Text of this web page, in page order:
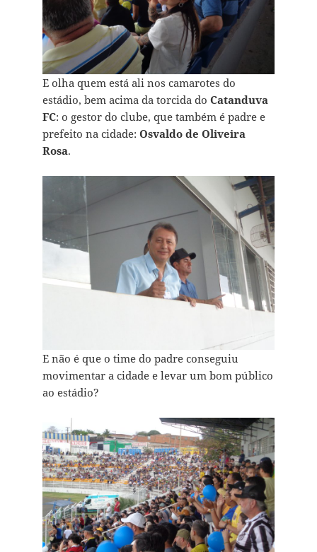
E olha quem está ali nos camarotes do
estádio, bem acima da torcida do Catanduva
FC: o gestor do clube, que também é padre e
prefeito na cidade: Osvaldo de Oliveira
Rosa.
E não é que o time do padre conseguiu
movimentar a cidade e levar um bom público
ao estádio?